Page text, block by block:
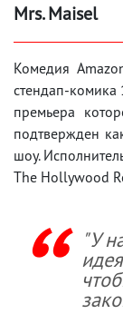
Mrs. Maisel
Комедия
стендап-комика
премьера
подтвержден
шоу.
The Hollywood
"У